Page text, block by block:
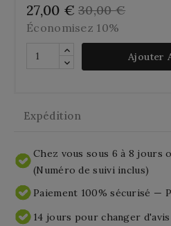
27,00 € 30,00 €
Économisez 10%
Ajouter
Expédition
Chez vous sous 6 à 8 jours
(Numéro de suivi inclus)
Paiement 100% sécurisé —
14 jours pour changer d'avis